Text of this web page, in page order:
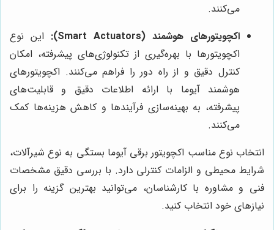
می‌کنند.
اکچویتورهای هوشمند (Smart Actuators):
این نوع
اکچویتورها با بهره‌گیری از تکنولوژی‌های پیشرفته، امکان
کنترل دقیق و از راه دور را فراهم می‌کنند. اکچویتورهای
هوشمند آیوما با ارائه اطلاعات دقیق و قابلیت‌های
پیشرفته، به بهینه‌سازی فرآیندها و کاهش هزینه‌ها کمک
می‌کنند.
انتخاب نوع مناسب اکچویتور برقی آیوما بستگی به نوع شیرآلات،
شرایط محیطی و الزامات کنترلی دارد. با بررسی دقیق مشخصات
فنی و مشاوره با کارشناسان، می‌توانید بهترین گزینه را برای
نیازهای خود انتخاب کنید.